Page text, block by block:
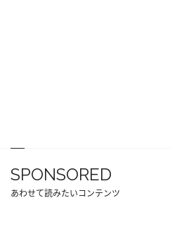
SPONSORED
あわせて読みたいコンテンツ